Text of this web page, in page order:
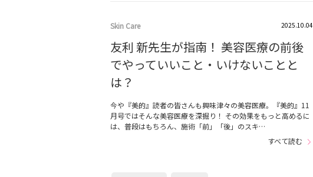
Skin Care 2025.10.04
友利 新先生が指南！ 美容医療の前後
でやっていいこと・いけないことと
は？
今や『美的』読者の皆さんも興味津々の美容医療。『美的』11
月号ではそんな美容医療を深掘り！ その効果をもっと高めるに
は、普段はもちろん、施術「前」「後」のスキ…
すべて読む